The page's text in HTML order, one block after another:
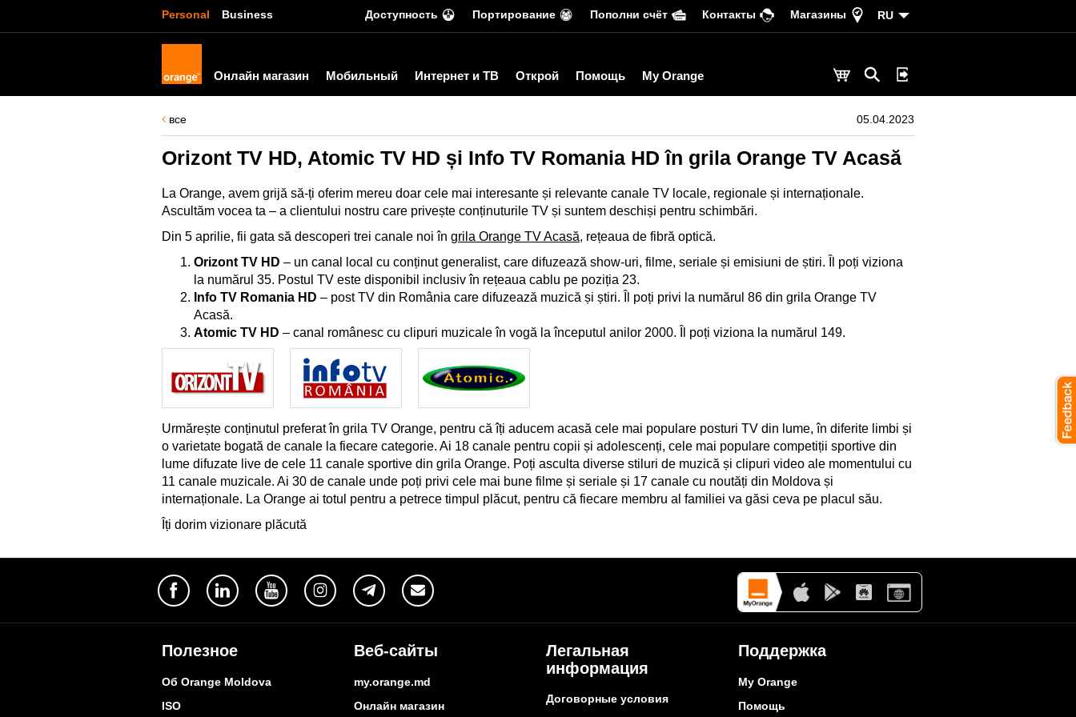
Personal Business Доступность Портирование Пополни счёт Контакты Магазины RU
Онлайн магазин Мобильный Интернет и ТВ Открой Помощь My Orange
все 05.04.2023
Orizont TV HD, Atomic TV HD și Info TV Romania HD în grila Orange TV Acasă
La Orange, avem grijă să-ți oferim mereu doar cele mai interesante și relevante canale TV locale, regionale și internaționale.
Ascultăm vocea ta – a clientului nostru care privește conținuturile TV și suntem deschiși pentru schimbări.
Din 5 aprilie, fii gata să descoperi trei canale noi în grila Orange TV Acasă, rețeaua de fibră optică.
Orizont TV HD – un canal local cu conținut generalist, care difuzează show-uri, filme, seriale și emisiuni de știri. Îl poți viziona
la numărul 35. Postul TV este disponibil inclusiv în rețeaua cablu pe poziția 23.
Info TV Romania HD – post TV din România care difuzează muzică și știri. Îl poți privi la numărul 86 din grila Orange TV
Acasă.
Atomic TV HD – canal românesc cu clipuri muzicale în vogă la începutul anilor 2000. Îl poți viziona la numărul 149.
Urmărește conținutul preferat în grila TV Orange, pentru că îți aducem acasă cele mai populare posturi TV din lume, în diferite limbi și
o varietate bogată de canale la fiecare categorie. Ai 18 canale pentru copii și adolescenți, cele mai populare competiții sportive din
lume difuzate live de cele 11 canale sportive din grila Orange. Poți asculta diverse stiluri de muzică și clipuri video ale momentului cu
11 canale muzicale. Ai 30 de canale unde poți privi cele mai bune filme și seriale și 17 canale cu noutăți din Moldova și
internaționale. La Orange ai totul pentru a petrece timpul plăcut, pentru că fiecare membru al familiei va găsi ceva pe placul său.
Îți dorim vizionare plăcută
Полезное
Об Orange Moldova
ISO
Веб-сайты
my.orange.md
Онлайн магазин
Легальная
информация
Договорные условия
Поддержка
My Orange
Помощь